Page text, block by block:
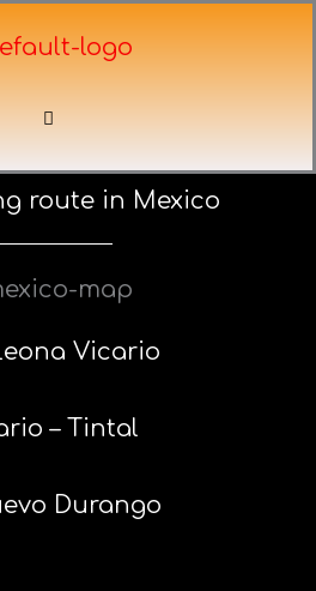
Menu
route in Mexico
Vicario
– Tintal
Durango